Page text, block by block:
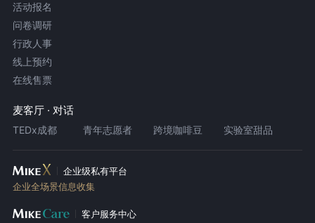
活动报名
问卷调研
行政人事
线上预约
在线售票
麦客厅 · 对话
TEDx成都 青年志愿者 跨境咖啡豆 实验室甜品
企业级私有平台
企业全场景信息收集
客户服务中心